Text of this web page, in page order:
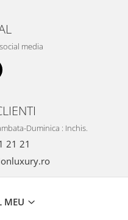
media
Duminica : Inchis.
21 21
MEU